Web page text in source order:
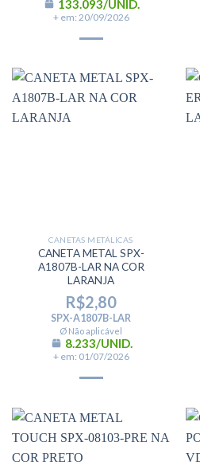
133.093/UNID.
+ em: 20/09/2026
CANETAS METÁLICAS
CANETA METAL SPX-
A1807B-LAR NA COR
LARANJA
R$2,80
SPX-A1807B-LAR
Ø Não aplicável
8.233/UNID.
+ em: 01/07/2026